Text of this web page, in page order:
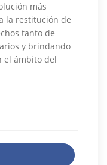
más
la restitución de
tanto de
y brindando
el ámbito del